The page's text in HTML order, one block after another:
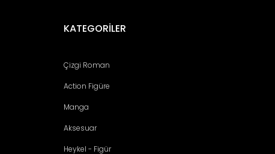
KATEGORİLER
Çizgi Roman
Action Figüre
Manga
Aksesuar
Heykel - Figür